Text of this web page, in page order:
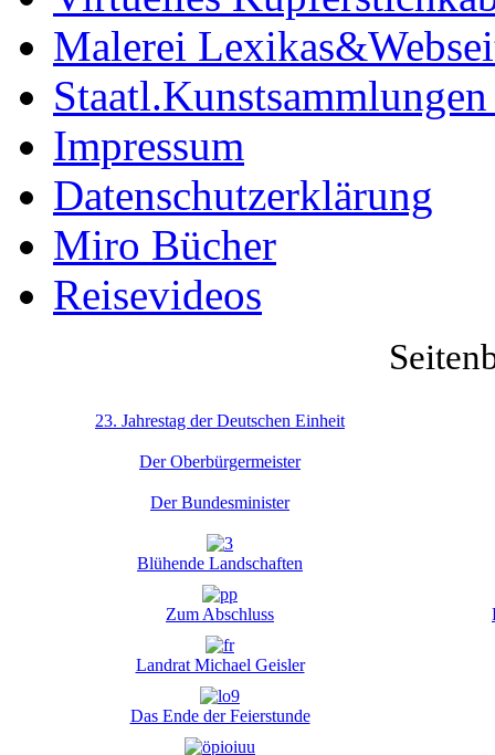
Malerei
Impressum
Datenschutzerklärung
Miro Bücher
Reisevideos
23. Jahrestag der Deutschen Einheit
Der Oberbürgermeister
Der Bundesminister
Blühende Landschaften
Zum Abschluss
Landrat Michael Geisler
Das Ende der Feierstunde